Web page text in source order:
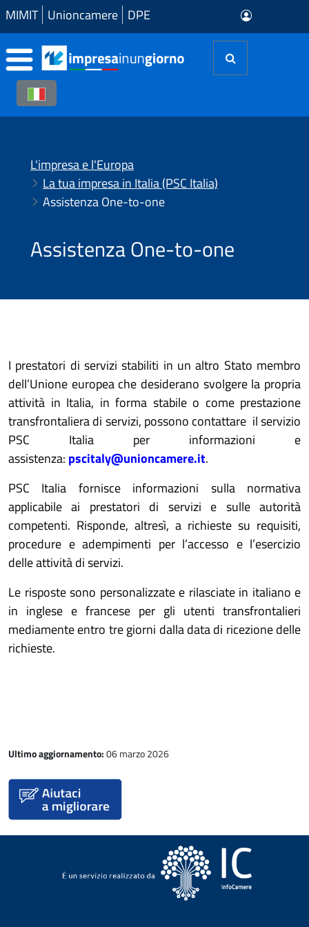
Skip to Main Content
MIMIT Unioncamere DPE
L'impresa e l'Europa
La tua impresa in Italia (PSC Italia)
Assistenza One-to-one
Assistenza One-to-one
I prestatori di servizi stabiliti in un altro Stato membro
dell’Unione europea che desiderano svolgere la propria
attività in Italia, in forma stabile o come prestazione
transfrontaliera di servizi, possono contattare il servizio
PSC Italia per informazioni e
assistenza: pscitaly@unioncamere.it.
PSC Italia fornisce informazioni sulla normativa
applicabile ai prestatori di servizi e sulle autorità
competenti. Risponde, altresì, a richieste su requisiti,
procedure e adempimenti per l’accesso e l’esercizio
delle attività di servizi.
Le risposte sono personalizzate e rilasciate in italiano e
in inglese e francese per gli utenti transfrontalieri
mediamente entro tre giorni dalla data di ricezione delle
richieste.
Ultimo aggiornamento:06 marzo 2026